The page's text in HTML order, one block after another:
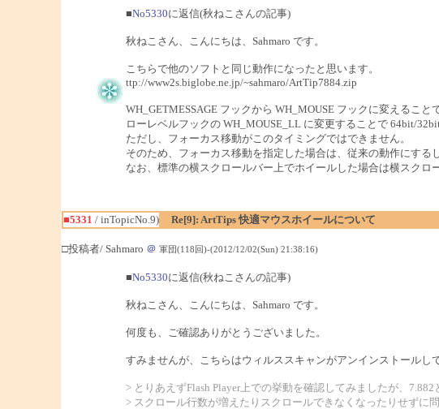
■No5330に返信(秋ねこさんの記事)
秋ねこさん、こんにちは、Sahmaro です。
こちらで他のソフトと同じ動作になったと思います。
ttp://www2s.biglobe.ne.jp/~sahmaro/ArtTip7884.zip
WH_GETMESSAGE フックから WH_MOUSE フックに変えるこ
ローレベルフックの WH_MOUSE_LL に変更することで 64bit/
ただし、フォーカス移動がこのタイミングではできません。
そのため、フォーカス移動を指定した場合は、従来の動作にする
なお、標準の横スクロールバー上でホイールした場合は横スクロ
■5331 / inTopicNo.9)
Re[9]: ArtTips 快適マウスホイールについて
□投稿者/ Sahmaro ＠ 軍団(118回)-(2012/12/02(Sun) 21:38:16)
■No5330に返信(秋ねこさんの記事)
秋ねこさん、こんにちは、Sahmaro です。
何度も、ご確認ありがとうございました。
すみませんが、こちらはウィルススキャンがアンインストールし
> とりあえずFlash Player上での挙動を確認してみましたが、7.882
> スクロール行数が増えたりスクロールできなくなったりせずに